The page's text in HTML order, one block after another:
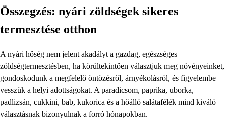
Összegzés: nyári zöldségek sikeres
termesztése otthon
A nyári hőség nem jelent akadályt a gazdag, egészséges
zöldségtermesztésben, ha körültekintően választjuk meg növényeinket,
gondoskodunk a megfelelő öntözésről, árnyékolásról, és figyelembe
vesszük a helyi adottságokat. A paradicsom, paprika, uborka,
padlizsán, cukkini, bab, kukorica és a hőálló salátafélék mind kiváló
választásnak bizonyulnak a forró hónapokban.